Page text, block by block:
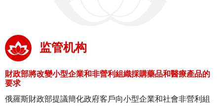
监管机构
財政部將改變小型企業和非營利組織採購藥品和醫療產品的
要求
俄羅斯財政部提議簡化政府客戶向小型企業和社會非營利組